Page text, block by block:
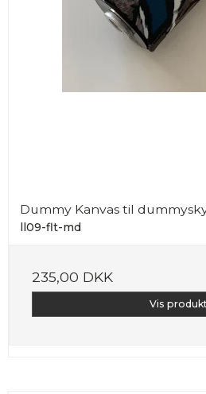
Dummy Kanvas til
ll09-flt-md
235,00 DKK
Vis produkt